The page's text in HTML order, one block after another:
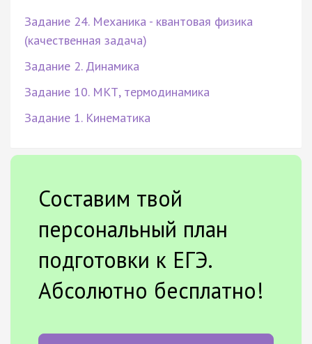
Задание 24. Механика - квантовая физика
(качественная задача)
Задание 2. Динамика
Задание 10. МКТ, термодинамика
Задание 1. Кинематика
Составим твой
персональный план
подготовки к ЕГЭ.
Абсолютно бесплатно!